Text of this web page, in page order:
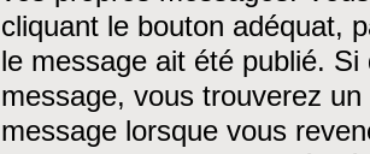
cliquant le bouton adéquat,
le message ait été publié. Si
message, vous trouverez
message lorsque vous